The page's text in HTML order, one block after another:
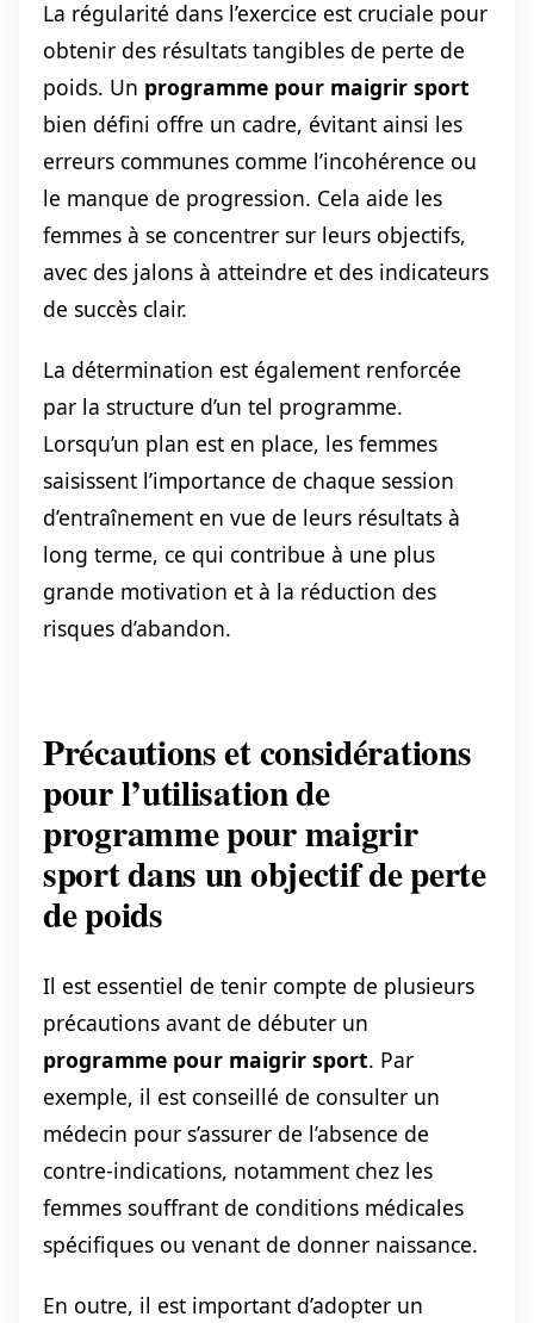
La régularité dans l’exercice est cruciale pour
obtenir des résultats tangibles de perte de
poids. Un programme pour maigrir sport
bien défini offre un cadre, évitant ainsi les
erreurs communes comme l’incohérence ou
le manque de progression. Cela aide les
femmes à se concentrer sur leurs objectifs,
avec des jalons à atteindre et des indicateurs
de succès clair.
La détermination est également renforcée
par la structure d’un tel programme.
Lorsqu’un plan est en place, les femmes
saisissent l’importance de chaque session
d’entraînement en vue de leurs résultats à
long terme, ce qui contribue à une plus
grande motivation et à la réduction des
risques d’abandon.
Précautions et considérations
pour l’utilisation de
programme pour maigrir
sport dans un objectif de perte
de poids
Il est essentiel de tenir compte de plusieurs
précautions avant de débuter un
programme pour maigrir sport. Par
exemple, il est conseillé de consulter un
médecin pour s’assurer de l’absence de
contre-indications, notamment chez les
femmes souffrant de conditions médicales
spécifiques ou venant de donner naissance.
En outre, il est important d’adopter un